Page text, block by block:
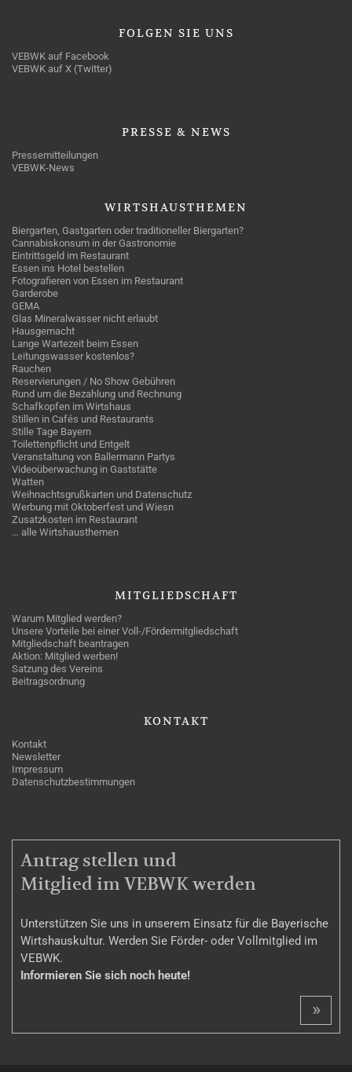
FOLGEN SIE UNS
VEBWK auf Facebook
VEBWK auf X (Twitter)
PRESSE & NEWS
Pressemitteilungen
VEBWK-News
WIRTSHAUSTHEMEN
Biergarten, Gastgarten oder traditioneller Biergarten?
Cannabiskonsum in der Gastronomie
Eintrittsgeld im Restaurant
Essen ins Hotel bestellen
Fotografieren von Essen im Restaurant
Garderobe
GEMA
Glas Mineralwasser nicht erlaubt
Hausgemacht
Lange Wartezeit beim Essen
Leitungswasser kostenlos?
Rauchen
Reservierungen / No Show Gebühren
Rund um die Bezahlung und Rechnung
Schafkopfen im Wirtshaus
Stillen in Cafés und Restaurants
Stille Tage Bayern
Toilettenpflicht und Entgelt
Veranstaltung von Ballermann Partys
Videoüberwachung in Gaststätte
Watten
Weihnachtsgrußkarten und Datenschutz
Werbung mit Oktoberfest und Wiesn
Zusatzkosten im Restaurant
… alle Wirtshausthemen
MITGLIEDSCHAFT
Warum Mitglied werden?
Unsere Vorteile bei einer Voll-/Fördermitgliedschaft
Mitgliedschaft beantragen
Aktion: Mitglied werben!
Satzung des Vereins
Beitragsordnung
KONTAKT
Kontakt
Newsletter
Impressum
Datenschutzbestimmungen
MITGLIEDSCHAFT
Antrag stellen und
Mitglied im VEBWK werden
Unterstützen Sie uns in unserem Einsatz für die Bayerische
Wirtshauskultur. Werden Sie Förder- oder Vollmitglied im
VEBWK.
Informieren Sie sich noch heute!
»